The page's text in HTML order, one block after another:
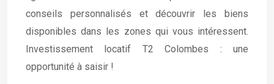
conseils personnalisés et découvrir les biens
disponibles dans les zones qui vous intéressent.
Investissement locatif T2 Colombes : une
opportunité à saisir !